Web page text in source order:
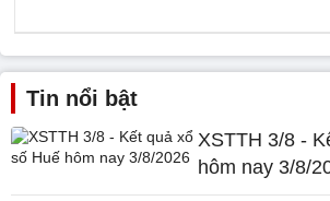
Tin nổi bật
XSTTH 3/8 -
hôm nay 3/8/